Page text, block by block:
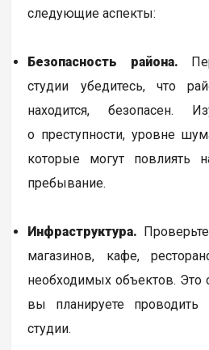
следующие аспекты:
Безопасность района.
студии убедитесь, что
находится, безопасен.
о преступности, уровне
которые могут повлиять
пребывание.
Инфраструктура.
магазинов, кафе,
необходимых объектов. Это
вы планируете
студии.